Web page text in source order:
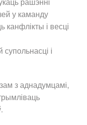
у каманду
і весці
і
з аднадумцамі,